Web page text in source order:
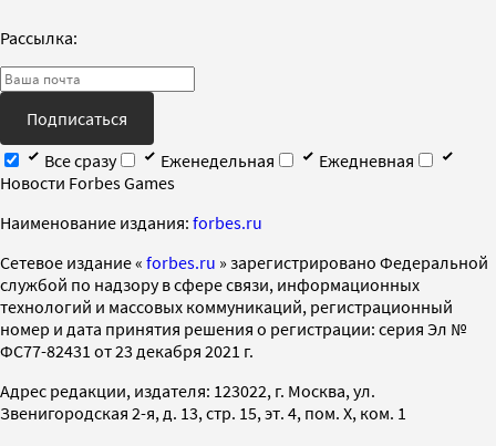
Рассылка:
Подписаться
Все сразу
Еженедельная
Ежедневная
Новости Forbes Games
Наименование издания: forbes.ru
Cетевое издание « forbes.ru » зарегистрировано Федеральной
службой по надзору в сфере связи, информационных
технологий и массовых коммуникаций, регистрационный
номер и дата принятия решения о регистрации: серия Эл №
ФС77-82431 от 23 декабря 2021 г.
Адрес редакции, издателя: 123022, г. Москва, ул.
Звенигородская 2-я, д. 13, стр. 15, эт. 4, пом. X, ком. 1